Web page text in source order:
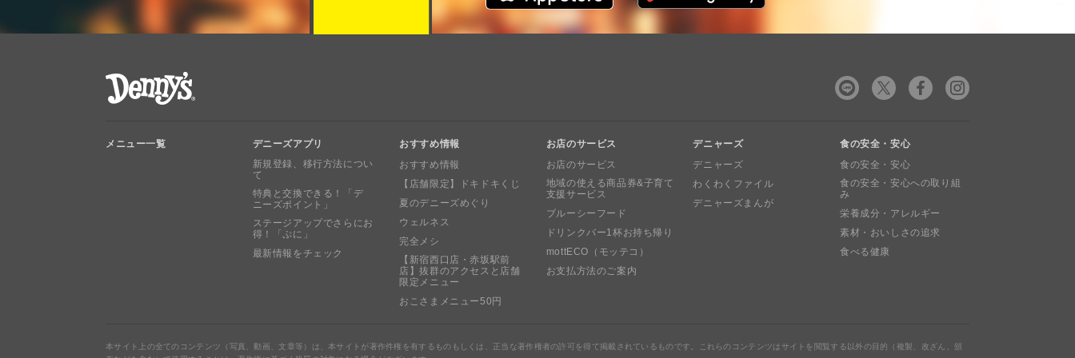
メニュー一覧
デニーズアプリ
新規登録、移行方法につい
て
特典と交換できる！「デ
ニーズポイント」
ステージアップでさらにお
得！「ぷに」
最新情報をチェック
おすすめ情報
おすすめ情報
【店舗限定】ドキドキくじ
夏のデニーズめぐり
ウェルネス
完全メシ
【新宿西口店・赤坂駅前
店】抜群のアクセスと店舗
限定メニュー
おこさまメニュー50円
お店のサービス
お店のサービス
地域の使える商品券&子育て
支援サービス
ブルーシーフード
ドリンクバー1杯お持ち帰り
mottECO（モッテコ）
お支払方法のご案内
デニャーズ
デニャーズ
わくわくファイル
デニャーズまんが
食の安全・安心
食の安全・安心
食の安全・安心への取り組
み
栄養成分・アレルギー
素材・おいしさの追求
食べる健康
本サイト上の全てのコンテンツ（写真、動画、文章等）は、本サイトが著作件権を有するものもしくは、正当な著作権者の許可を得て掲載されているものです。これらのコンテンツはサイトを閲覧する以外の目的（複製、改ざん、頒